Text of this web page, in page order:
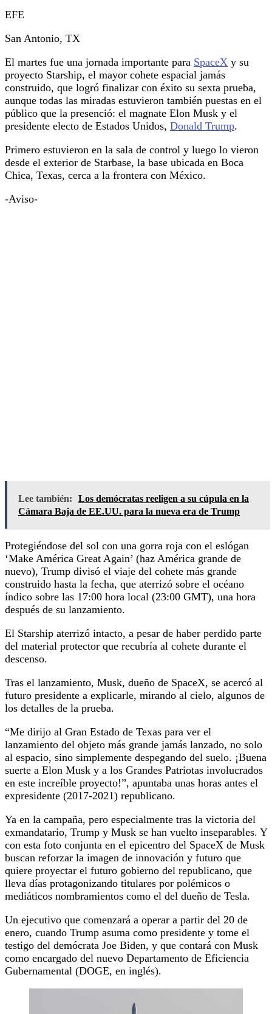
EFE
San Antonio, TX
El martes fue una jornada importante para SpaceX y su
proyecto Starship, el mayor cohete espacial jamás
construido, que logró finalizar con éxito su sexta prueba,
aunque todas las miradas estuvieron también puestas en el
público que la presenció: el magnate Elon Musk y el
presidente electo de Estados Unidos, Donald Trump.
Primero estuvieron en la sala de control y luego lo vieron
desde el exterior de Starbase, la base ubicada en Boca
Chica, Texas, cerca a la frontera con México.
-Aviso-
Lee también:
Los demócratas reeligen a su cúpula en la
Cámara Baja de EE.UU. para la nueva era de Trump
Protegiéndose del sol con una gorra roja con el eslógan
‘Make América Great Again’ (haz América grande de
nuevo), Trump divisó el viaje del cohete más grande
construido hasta la fecha, que aterrizó sobre el océano
índico sobre las 17:00 hora local (23:00 GMT), una hora
después de su lanzamiento.
El Starship aterrizó intacto, a pesar de haber perdido parte
del material protector que recubría al cohete durante el
descenso.
Tras el lanzamiento, Musk, dueño de SpaceX, se acercó al
futuro presidente a explicarle, mirando al cielo, algunos de
los detalles de la prueba.
“Me dirijo al Gran Estado de Texas para ver el
lanzamiento del objeto más grande jamás lanzado, no solo
al espacio, sino simplemente despegando del suelo. ¡Buena
suerte a Elon Musk y a los Grandes Patriotas involucrados
en este increíble proyecto!”, apuntaba unas horas antes el
expresidente (2017-2021) republicano.
Ya en la campaña, pero especialmente tras la victoria del
exmandatario, Trump y Musk se han vuelto inseparables. Y
con esta foto conjunta en el epicentro del SpaceX de Musk
buscan reforzar la imagen de innovación y futuro que
quiere proyectar el futuro gobierno del republicano, que
lleva días protagonizando titulares por polémicos o
mediáticos nombramientos como el del dueño de Tesla.
Un ejecutivo que comenzará a operar a partir del 20 de
enero, cuando Trump asuma como presidente y tome el
testigo del demócrata Joe Biden, y que contará con Musk
como encargado del nuevo Departamento de Eficiencia
Gubernamental (DOGE, en inglés).